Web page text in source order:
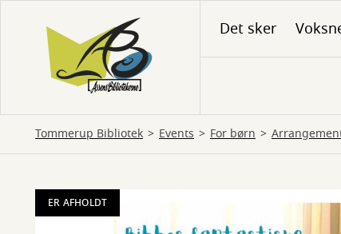
hovedindhold
Det sker
Tommerup Bibliotek Events For børn
ER AFHOLDT